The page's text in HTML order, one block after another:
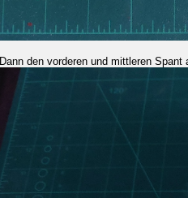
Dann den vorderen und mittleren